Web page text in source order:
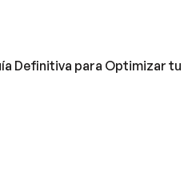
Definitiva para Optimizar tu